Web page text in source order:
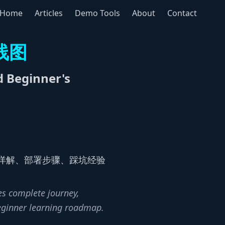
Home Articles Demo Tools About Contact
图
Beginner's
解、部署步骤、踩坑经验
complete journey,
learning roadmap.